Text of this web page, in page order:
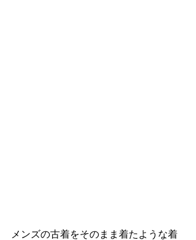
メンズの古着をそのまま着たような着